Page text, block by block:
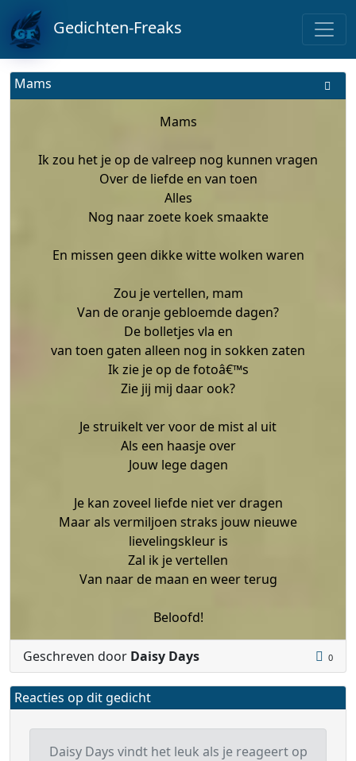
Gedichten-Freaks
Mams
Mams
Ik zou het je op de valreep nog kunnen vragen
Over de liefde en van toen
Alles
Nog naar zoete koek smaakte
En missen geen dikke witte wolken waren
Zou je vertellen, mam
Van de oranje gebloemde dagen?
De bolletjes vla en
van toen gaten alleen nog in sokken zaten
Ik zie je op de fotoâ€™s
Zie jij mij daar ook?
Je struikelt ver voor de mist al uit
Als een haasje over
Jouw lege dagen
Je kan zoveel liefde niet ver dragen
Maar als vermiljoen straks jouw nieuwe
lievelingskleur is
Zal ik je vertellen
Van naar de maan en weer terug
Beloofd!
Geschreven door Daisy Days 0
Reacties op dit gedicht
Daisy Days vindt het leuk als je reageert op